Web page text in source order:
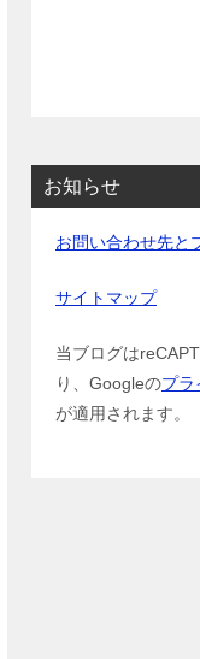
お知らせ
お問い合わせ先と
サイトマップ
当ブログは
り、Googleのプラ
が適用されます。